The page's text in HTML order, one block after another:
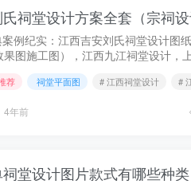
例纪实：江西吉安刘氏祠堂设计图
果图施工图），江西九江祠堂设计，
吉安祠堂设计施工图，吉安...
荐 祠堂平面图 # 江西祠堂设计 #
4年前
堂设计图片款式有哪些种类